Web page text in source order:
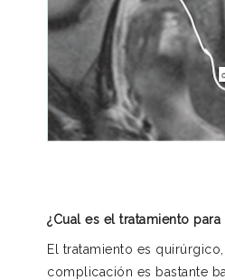
¿Cual es el tratamiento
El tratamiento es
complicación es bastante